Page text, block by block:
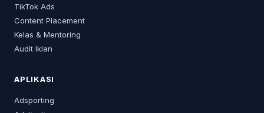
TikTok Ads
Content Placement
Kelas & Mentoring
Audit Iklan
APLIKASI
Adsporting